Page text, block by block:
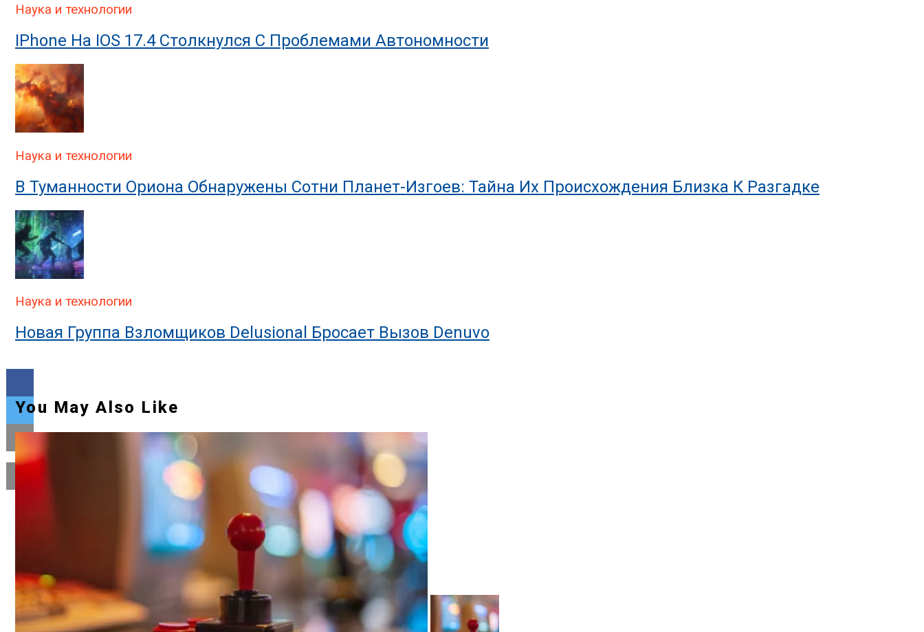
Наука и технологии
IPhone На IOS 17.4 Столкнулся С Проблемами Автономности
Наука и технологии
В Туманности Ориона Обнаружены Сотни Планет-Изгоев: Тайна Их Происхождения Близка К Разгадке
Наука и технологии
Новая Группа Взломщиков Delusional Бросает Вызов Denuvo
Whatsapp
Whatsapp
You May Also Like